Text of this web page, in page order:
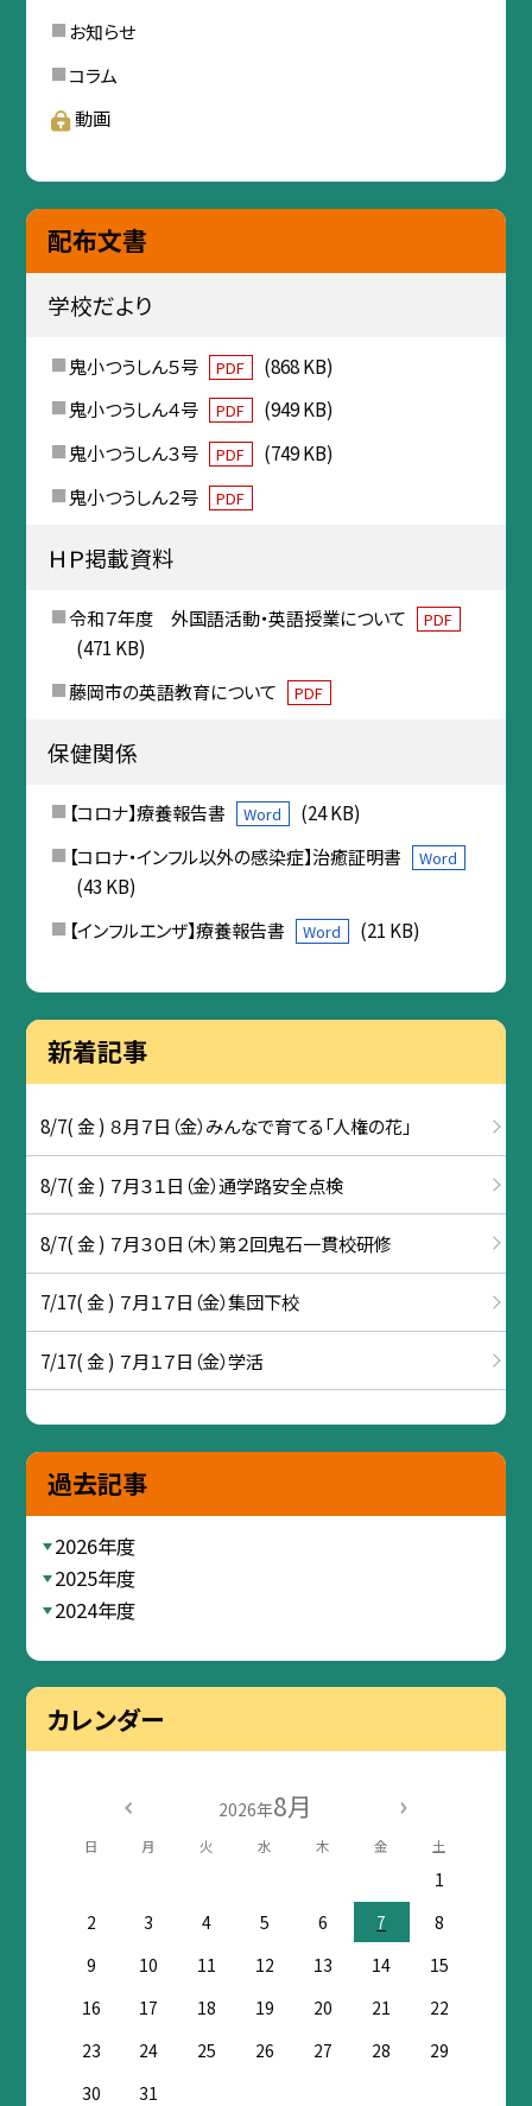
お知らせ
コラム
動画
配布文書
学校だより
鬼小つうしん５号 PDF
(868 KB)
鬼小つうしん４号
PDF
(949 KB)
鬼小つうしん３号
PDF
(749 KB)
鬼小つうしん２号
PDF
ＨＰ掲載資料
令和７年度 外国語活動・英語授業について PDF
(471 KB)
藤岡市の英語教育について
PDF
保健関係
【コロナ】療養報告書 Word
(24 KB)
【コロナ・インフル以外の感染症】治癒証明書
Word
(43 KB)
【インフルエンザ】療養報告書
Word (21 KB)
新着記事
8/7( 金 ) ８月７日（金）みんなで育てる「人権の花」
8/7( 金 ) ７月３１日（金）通学路安全点検
8/7( 金 ) ７月３０日（木）第２回鬼石一貫校研修
7/17( 金 ) ７月１７日（金）集団下校
7/17( 金 ) ７月１７日（金）学活
過去記事
2026年度
2025年度
2024年度
カレンダー
2026年8月
日 月 火 水 木 金 土
1
2
3 4 5 6 7
8
9
10 11 12 13 14
15
16
17 18 19 20 21
22
23
24 25 26 27 28
29
30
31